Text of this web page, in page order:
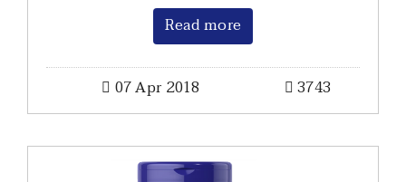
Read more
07 Apr 2018 3743